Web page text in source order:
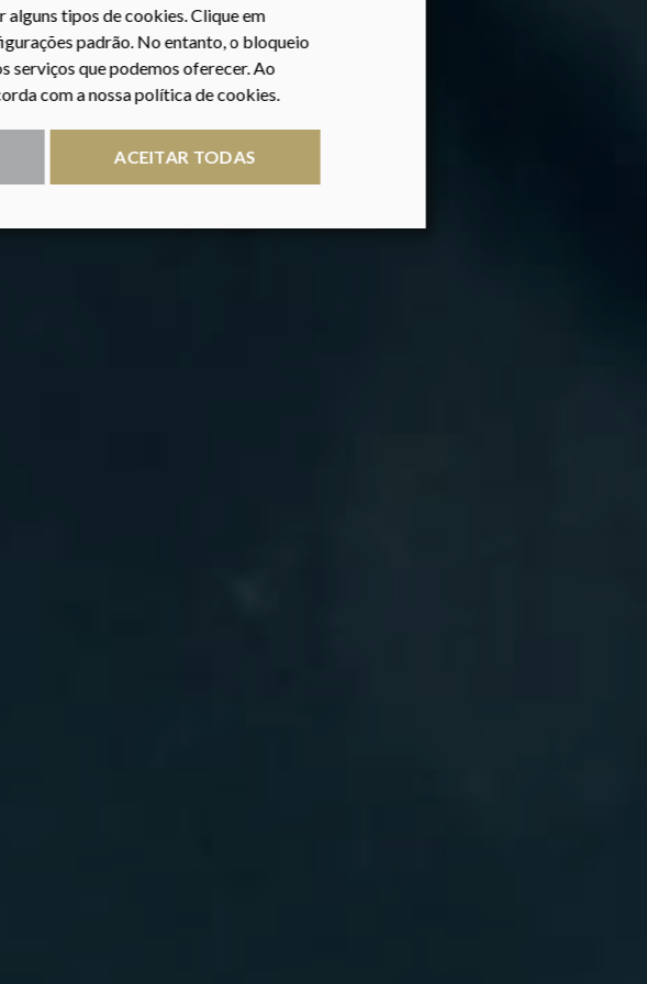
tipos de cookies. Clique em
padrão. No entanto, o bloqueio
serviços que podemos oferecer. Ao
com a nossa política de cookies.
ACEITAR TODAS